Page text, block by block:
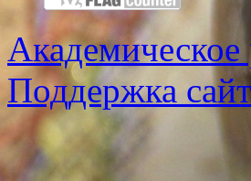
Академическое
Поддержка